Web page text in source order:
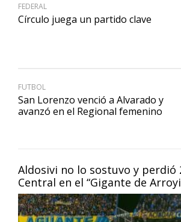
Aldosivi no lo sostuvo y perdió
Central en el “Gigante de
FEDERAL
Círculo juega un partido clave
FUTBOL
San Lorenzo venció a Alvarado y
avanzó en el Regional femenino